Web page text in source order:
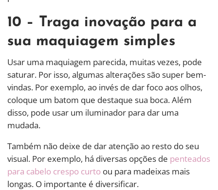
10 – Traga inovação para a
sua maquiagem simples
Usar uma maquiagem parecida, muitas vezes, pode
saturar. Por isso, algumas alterações são super bem-
vindas. Por exemplo, ao invés de dar foco aos olhos,
coloque um batom que destaque sua boca. Além
disso, pode usar um iluminador para dar uma
mudada.
Também não deixe de dar atenção ao resto do seu
visual. Por exemplo, há diversas opções de penteados
para cabelo crespo curto ou para madeixas mais
longas. O importante é diversificar.